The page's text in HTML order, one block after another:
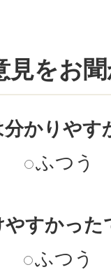
見をお
かりやす
ふつう
すかった
ふつう